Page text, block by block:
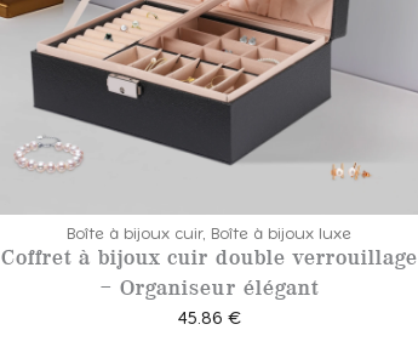
Boîte à bijoux cuir, Boîte à bijoux luxe
Coffret à bijoux cuir double verrouillage
– Organiseur élégant
45.86 €